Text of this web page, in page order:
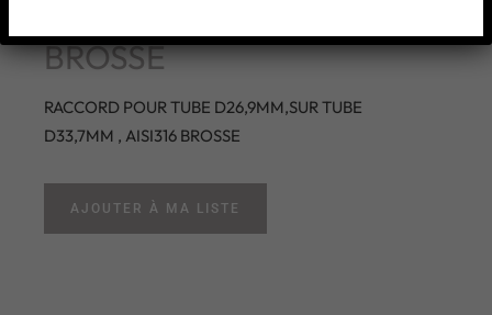
BROSSE
RACCORD POUR TUBE D26,9MM,SUR TUBE
D33,7MM , AISI316 BROSSE
AJOUTER À MA LISTE